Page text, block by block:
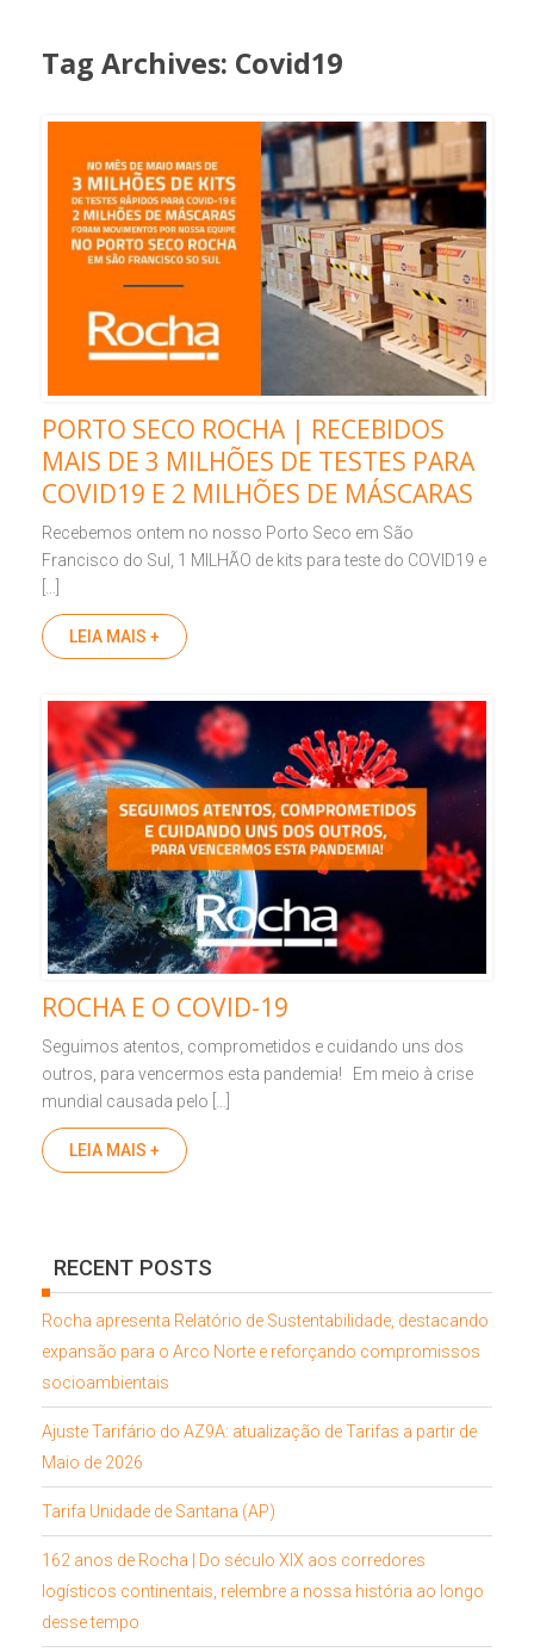
Tag Archives: Covid19
PORTO SECO ROCHA | RECEBIDOS
MAIS DE 3 MILHÕES DE TESTES PARA
COVID19 E 2 MILHÕES DE MÁSCARAS
Recebemos ontem no nosso Porto Seco em São
Francisco do Sul, 1 MILHÃO de kits para teste do COVID19 e
LEIA MAIS +
ROCHA E O COVID-19
Seguimos atentos, comprometidos e cuidando uns dos
outros, para vencermos esta pandemia! Em meio à crise
mundial causada pelo […]
LEIA MAIS +
RECENT POSTS
Rocha apresenta Relatório de Sustentabilidade, destacando
expansão para o Arco Norte e reforçando compromissos
socioambientais
Ajuste Tarifário do AZ9A: atualização de Tarifas a partir de
Maio de 2026
Tarifa Unidade de Santana (AP)
162 anos de Rocha | Do século XIX aos corredores
logísticos continentais, relembre a nossa história ao longo
desse tempo